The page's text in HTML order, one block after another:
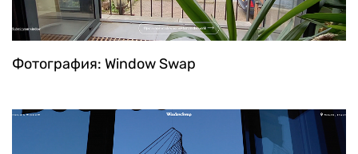
Фотография: Window Swap